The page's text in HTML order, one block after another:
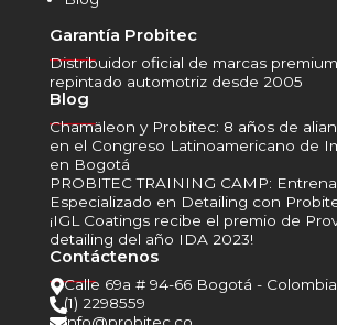
Garantía Probitec
______
Distribuidor oficial de marcas
repintado automotriz desde 2005
Blog
______
Chamäleon y Probitec: 8 años de
en el Congreso Latinoamericano de
en Bogotá
PROBITEC TRAINING CAMP:
Especializado en Detailing con
¡IGL Coatings recibe el premio de
detailing del año IDA 2023!
Contáctenos
______
Calle 69a # 94-66 Bogotá - Colombia
(1) 2298559